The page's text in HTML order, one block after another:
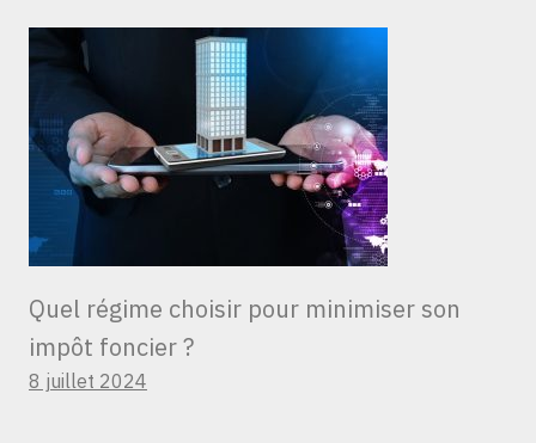
Quel régime choisir pour minimiser son
impôt foncier ?
8 juillet 2024